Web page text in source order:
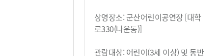
상영장소: 군산어린이공연장 [대학
로330(나운동)]
관람대상: 어린이(3세 이상) 및 동반